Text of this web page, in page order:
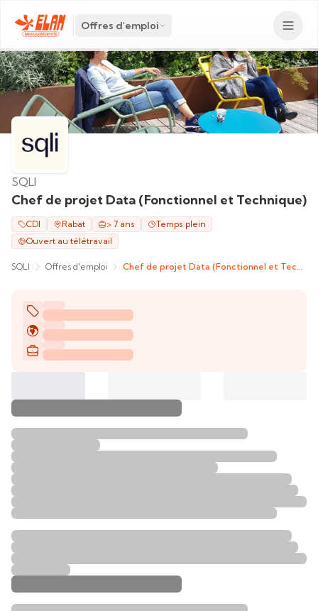
Offres d'emploi
Chef de projet Data (Fonctionnel et Technique)
SQLI
CDI Rabat > 7 ans
Temps plein
Ouvert au télétravail
SQLI Offres d'emploi Chef de projet Data (Fonctionnel et Technique)